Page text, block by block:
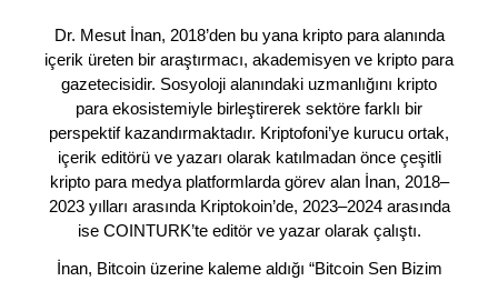
Dr. Mesut İnan, 2018’den bu yana kripto para alanında
içerik üreten bir araştırmacı, akademisyen ve kripto para
gazetecisidir. Sosyoloji alanındaki uzmanlığını kripto
para ekosistemiyle birleştirerek sektöre farklı bir
perspektif kazandırmaktadır. Kriptofoni’ye kurucu ortak,
içerik editörü ve yazarı olarak katılmadan önce çeşitli
kripto para medya platformlarda görev alan İnan, 2018–
2023 yılları arasında Kriptokoin’de, 2023–2024 arasında
ise COINTURK’te editör ve yazar olarak çalıştı.
İnan, Bitcoin üzerine kaleme aldığı “Bitcoin Sen Bizim